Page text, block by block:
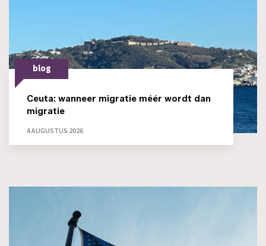
blog
Ceuta: wanneer migratie méér wordt dan
migratie
4 AUGUSTUS 2026